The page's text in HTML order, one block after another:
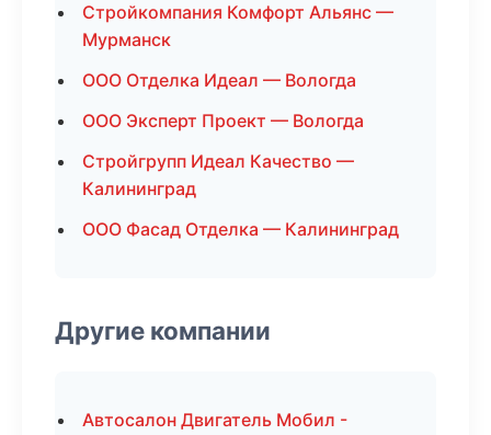
Стройкомпания Комфорт Альянс —
Мурманск
ООО Отделка Идеал — Вологда
ООО Эксперт Проект — Вологда
Стройгрупп Идеал Качество —
Калининград
ООО Фасад Отделка — Калининград
Другие компании
Автосалон Двигатель Мобил -